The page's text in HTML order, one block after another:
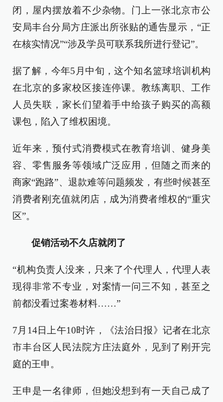
闭，屋内摆放着不少杂物。门上一张北京市公
安局丰台分局方庄派出所张贴的通告显示，“正
在核实情况”“涉及学员可联系我所进行登记”。
据了解，今年5月中旬，这个知名篮球培训机构
在北京的多家校区接连停课。教练离职、工作
人员失联，家长们望着手中给孩子购买的高额
课包，陷入了维权困境。
近年来，预付式消费模式在教育培训、健身美
容、零售服务等领域广泛应用，但随之而来的
商家“跑路”、退款难等问题频发，有些时候甚至
消费者刚充值就闭店，成为消费者维权的“重灾
区”。
促销活动不久店就闭了
“机构负责人没来，只来了个代理人，代理人表
现得非常不专业，对案情一问三不知，甚至之
前都没看过案卷材料……”
7月14日上午10时许，《法治日报》记者在北京
市丰台区人民法院方庄法庭外，见到了刚开完
庭的王申。
王申是一名律师，但她没想到有一天自己成了